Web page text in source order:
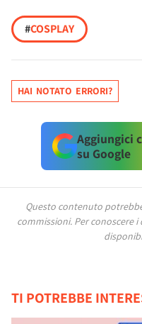
#COSPLAY
HAI NOTATO ERRORI?
Aggiungici
su Google
Questo contenuto
commissioni. Per conoscere
TI POTREBBE